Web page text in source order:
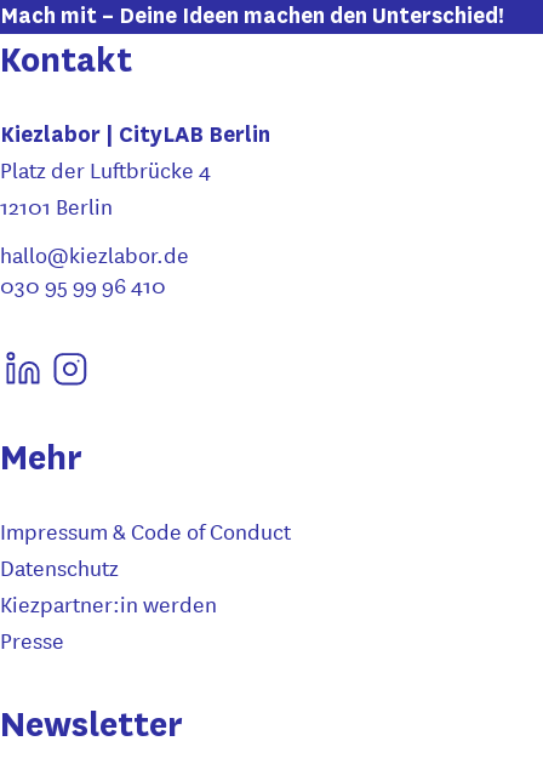
Mach mit – Deine Ideen machen den Unterschied!
Kontakt
Kiezlabor | CityLAB Berlin
Platz der Luftbrücke 4
12101 Berlin
hallo@kiezlabor.de
030 95 99 96 410
Mehr
Impressum & Code of Conduct
Datenschutz
Kiezpartner:in werden
Presse
Newsletter